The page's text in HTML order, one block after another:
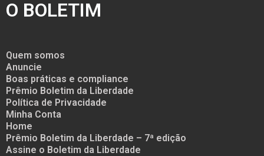
O BOLETIM
Quem somos
Anuncie
Boas práticas e compliance
Prêmio Boletim da Liberdade
Política de Privacidade
Minha Conta
Home
Prêmio Boletim da Liberdade – 7ª edição
Assine o Boletim da Liberdade